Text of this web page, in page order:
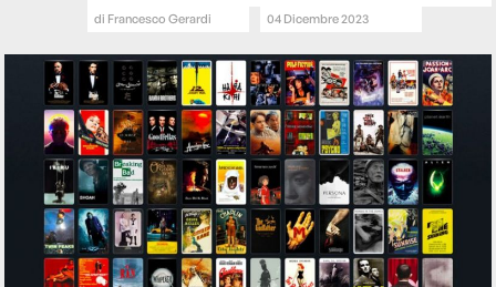
di Francesco Gerardi 04 Dicembre 2023